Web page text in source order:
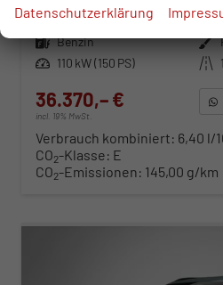
Fahrzeugnr. 116829 Getriebe
Kraftstoff Benzin Außenfarbe
Leistung 110 kW (150 PS) Kilometerstand
36.370,– €
incl. 19% MwSt.
Verbrauch kombiniert: 6,40 l/
CO2-Klasse: E
CO2-Emissionen: 145,00 g/km
Datenschutzerklärung